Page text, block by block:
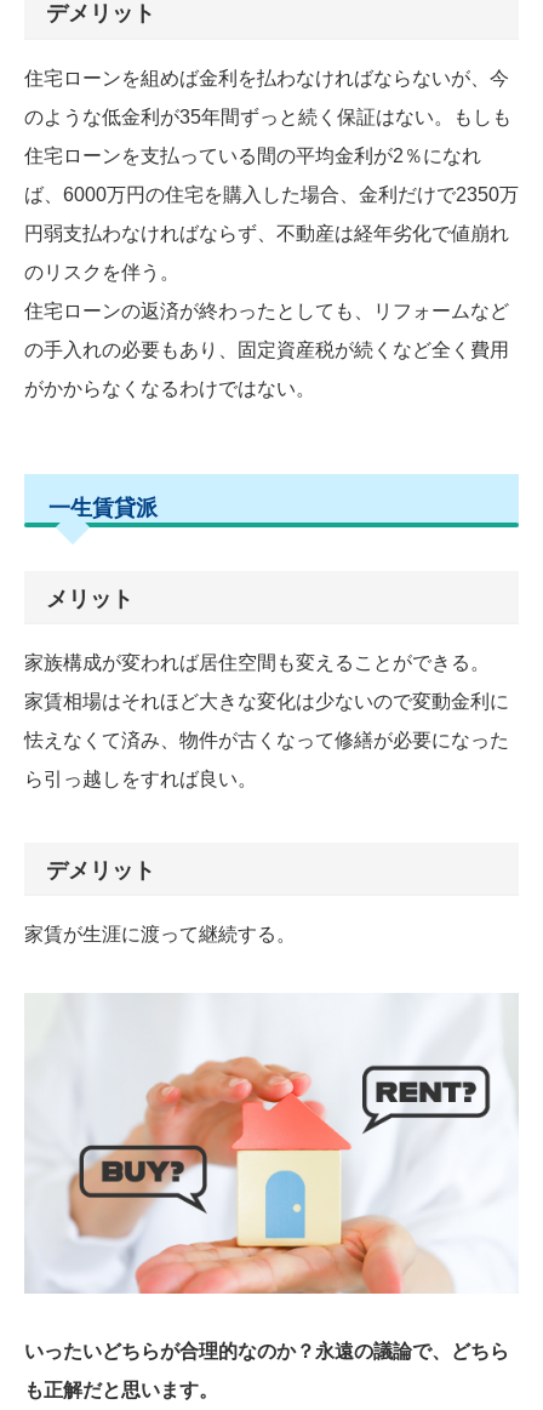
デメリット
住宅ローンを組めば金利を払わなければならないが、今
のような低金利が35年間ずっと続く保証はない。もしも
住宅ローンを支払っている間の平均金利が2％になれ
ば、6000万円の住宅を購入した場合、金利だけで2350万
円弱支払わなければならず、不動産は経年劣化で値崩れ
のリスクを伴う。
住宅ローンの返済が終わったとしても、リフォームなど
の手入れの必要もあり、固定資産税が続くなど全く費用
がかからなくなるわけではない。
一生賃貸派
メリット
家族構成が変われば居住空間も変えることができる。
家賃相場はそれほど大きな変化は少ないので変動金利に
怯えなくて済み、物件が古くなって修繕が必要になった
ら引っ越しをすれば良い。
デメリット
家賃が生涯に渡って継続する。
いったいどちらが合理的なのか？永遠の議論で、どちら
も正解だと思います。